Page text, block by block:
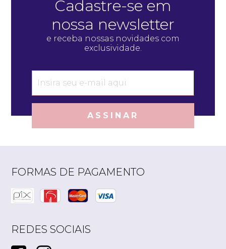
Cadastre-se em
nossa newsletter
e receba nossas novidades com
exclusividade.
ASSINAR
FORMAS DE PAGAMENTO
REDES SOCIAIS